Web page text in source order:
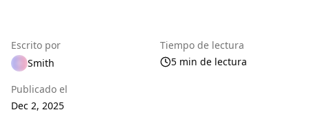
Escrito por
Smith
Tiempo de lectura
5 min de lectura
Publicado el
Dec 2, 2025